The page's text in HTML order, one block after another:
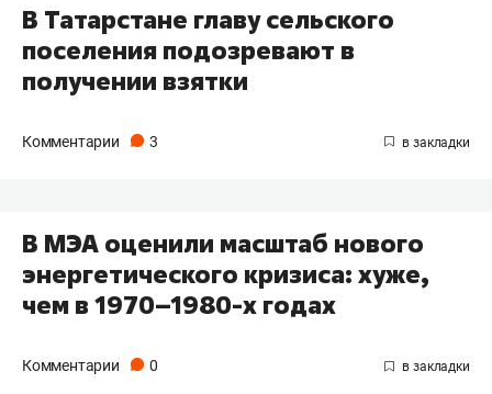
В Татарстане главу сельского
поселения подозревают в
получении взятки
Комментарии 3
В МЭА оценили масштаб нового
энергетического кризиса: хуже,
чем в 1970–1980-х годах
Комментарии 0